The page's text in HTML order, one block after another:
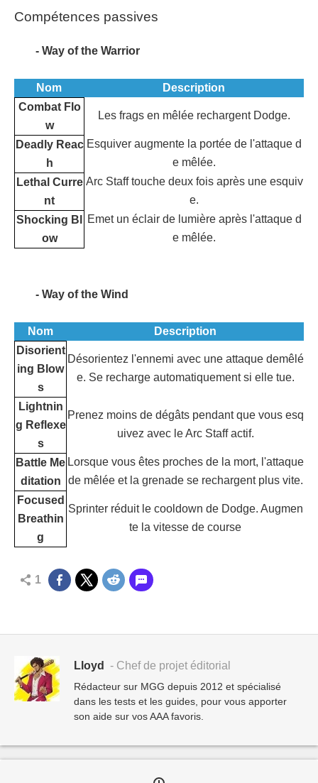
Compétences passives
- Way of the Warrior
Nom
Description
Combat Flo
w
Les frags en mêlée rechargent Dodge.
Deadly Reac
h
Esquiver augmente la portée de l'attaque d
e mêlée.
Lethal Curre
nt
Arc Staff touche deux fois après une esquiv
e.
Shocking Bl
ow
Emet un éclair de lumière après l'attaque d
e mêlée.
- Way of the Wind
Nom
Description
Disorient
ing Blow
s
Désorientez l'ennemi avec une attaque demêlé
e. Se recharge automatiquement si elle tue.
Lightnin
g Reflexe
s
Prenez moins de dégâts pendant que vous esq
uivez avec le Arc Staff actif.
Battle Me
ditation
Lorsque vous êtes proches de la mort, l'attaque
de mêlée et la grenade se rechargent plus vite.
Focused
Breathin
g
Sprinter réduit le cooldown de Dodge. Augmen
te la vitesse de course
1
Lloyd - Chef de projet éditorial
Rédacteur sur MGG depuis 2012 et spécialisé
dans les tests et les guides, pour vous apporter
son aide sur vos AAA favoris.